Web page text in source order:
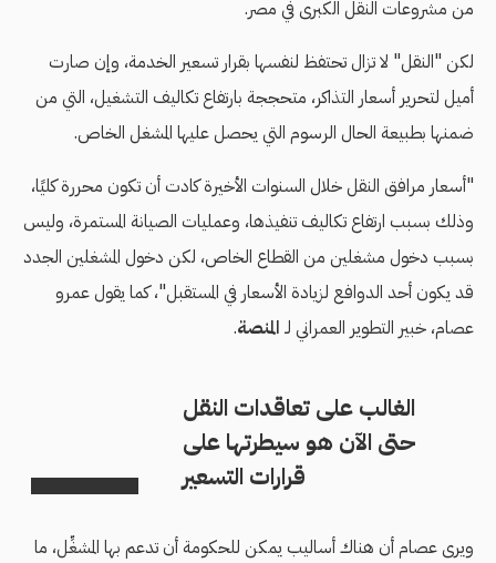
من مشروعات النقل الكبرى في مصر.
لكن "النقل" لا تزال تحتفظ لنفسها بقرار تسعير الخدمة، وإن صارت
أميل لتحرير أسعار التذاكر، متحججة بارتفاع تكاليف التشغيل، التي من
ضمنها بطبيعة الحال الرسوم التي يحصل عليها المشغل الخاص.
"أسعار مرافق النقل خلال السنوات الأخيرة كادت أن تكون محررة كليًا،
وذلك بسبب ارتفاع تكاليف تنفيذها، وعمليات الصيانة المستمرة، وليس
بسبب دخول مشغلين من القطاع الخاص، لكن دخول المشغلين الجدد
قد يكون أحد الدوافع لزيادة الأسعار في المستقبل"، كما يقول عمرو
عصام، خبير التطوير العمراني لـ المنصة.
الغالب على تعاقدات النقل
حتى الآن هو سيطرتها على
قرارات التسعير
ويرى عصام أن هناك أساليب يمكن للحكومة أن تدعم بها المشغِّل، ما